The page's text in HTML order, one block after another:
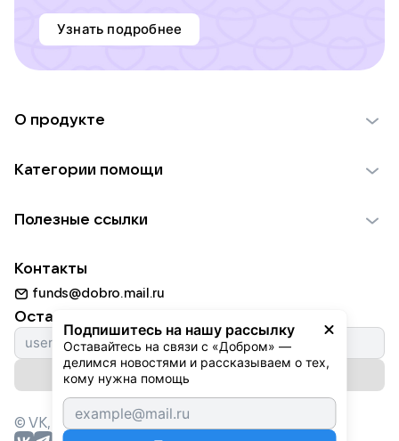
Узнать подробнее
Подпишитесь на нашу рассылку
Оставайтесь на связи с «Добром» —
делимся новостями и рассказываем о тех,
кому нужна помощь
О продукте
Использование материалов
Для НКО
Партнерам
Категории помощи
Пожилым
Животным
Природе
Культуре
Фондам
Полезные ссылки
Добрый день
Истории
Автоплатежи
Контакты
funds@dobro.mail.ru
Оставайтесь с нами
Подписаться на рассылку
© VK, 2026г. Все права защищены.